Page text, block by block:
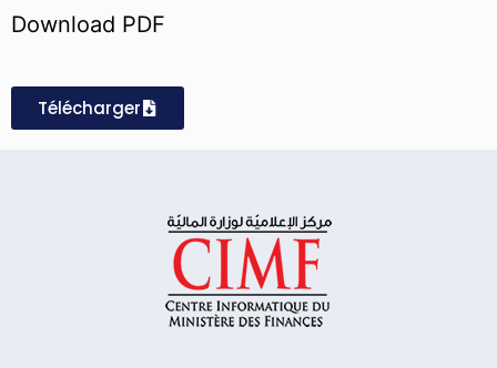
Download PDF
Télécharger